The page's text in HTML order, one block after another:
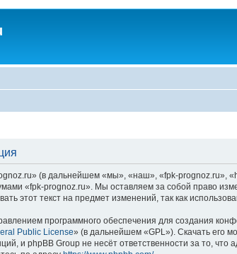
(в дальнейшем «мы», «наш», «fpk-prognoz.ru»,
«fpk-prognoz.ru». Мы оставляем за собой право
этот текст на предмет изменений, так как
программного обеспечения для создания
Public License» (в дальнейшем «GPL»). Скачать его
и phpBB Group не несёт ответственности за то,